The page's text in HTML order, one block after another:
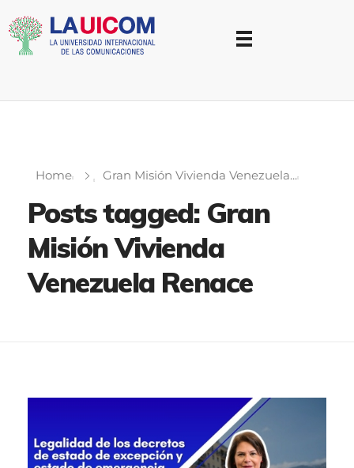
Home Gran Misión Vivienda Venezuela...
Posts tagged: Gran
Misión Vivienda
Venezuela Renace